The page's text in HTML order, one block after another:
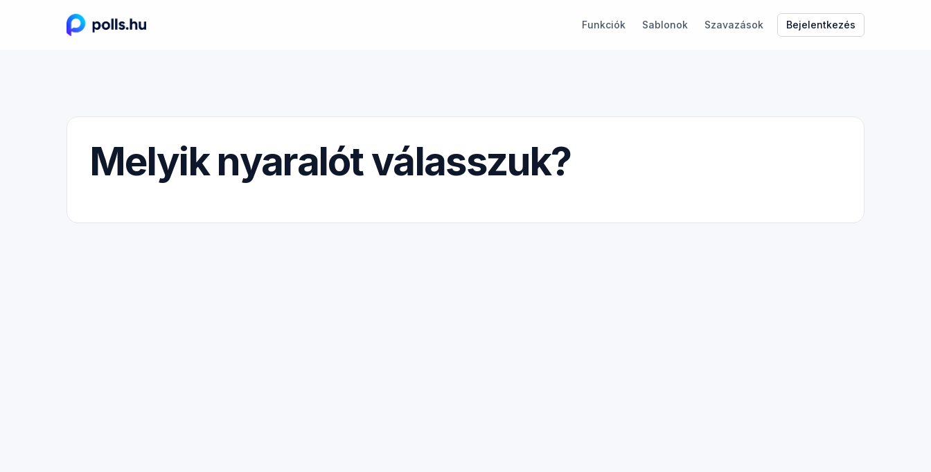
Funkciók Sablonok Szavazások Bejelentkezés
Melyik nyaralót válasszuk?